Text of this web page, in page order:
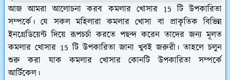
আজ আমরা আলোচনা করব কমলার খোসার 15 টি উপকারিতা
সম্পর্কে। যে সকল মহিলারা কমলার খোসা বা প্রাকৃতিক বিভিন্ন
ইনগ্রেডিয়েন্ট দিয়ে রূপচর্চা করতে পছন্দ করেন তাদের জন্য মূলত
কমলার খোসার 15 টি উপকারিতা জানা খুবই জরুরী। তাহলে চলুন
শুরু করা যাক কমলার খোসার কোনটি উপকারিতা সম্পর্কে
আর্টিকেল।